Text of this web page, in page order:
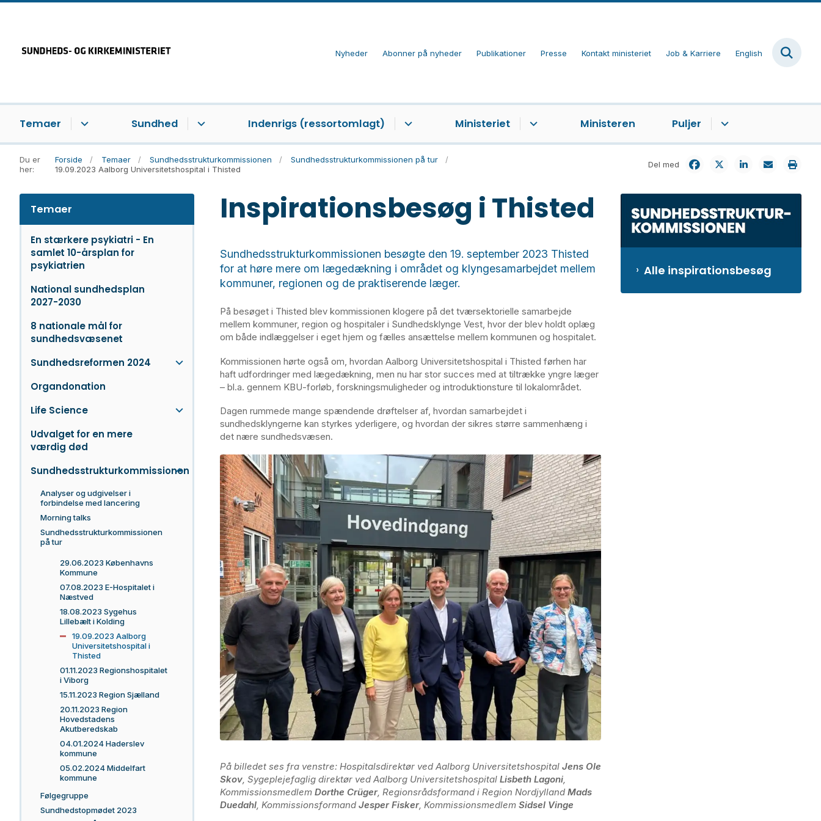
Nyheder Abonner på nyheder Publikationer Presse Kontakt ministeriet Job & Karriere English
Temaer Sundhed Indenrigs (ressortomlagt) Ministeriet Ministeren Puljer
Du er
her:
Forside Temaer Sundhedsstrukturkommissionen
Sundhedsstrukturkommissionen på tur
19.09.2023 Aalborg Universitetshospital i Thisted
Del med
Temaer
En stærkere psykiatri - En
samlet 10-årsplan for
psykiatrien
National sundhedsplan
2027-2030
8 nationale mål for
sundhedsvæsenet
Sundhedsreformen 2024
Organdonation
Life Science
Udvalget for en mere
værdig død
Sundhedsstrukturkommissionen
Analyser og udgivelser i
forbindelse med lancering
Morning talks
Sundhedsstrukturkommissionen
på tur
29.06.2023 Københavns
Kommune
07.08.2023 E-Hospitalet i
Næstved
18.08.2023 Sygehus
Lillebælt i Kolding
19.09.2023 Aalborg
Universitetshospital i
Thisted
01.11.2023 Regionshospitalet
i Viborg
15.11.2023 Region Sjælland
20.11.2023 Region
Hovedstadens
Akutberedskab
04.01.2024 Haderslev
kommune
05.02.2024 Middelfart
kommune
Følgegruppe
Sundhedstopmødet 2023
Inspirationsbesøg i Thisted
Sundhedsstrukturkommissionen besøgte den 19. september 2023 Thisted
for at høre mere om lægedækning i området og klyngesamarbejdet mellem
kommuner, regionen og de praktiserende læger.
På besøget i Thisted blev kommissionen klogere på det tværsektorielle samarbejde
mellem kommuner, region og hospitaler i Sundhedsklynge Vest, hvor der blev holdt oplæg
om både indlæggelser i eget hjem og fælles ansættelse mellem kommunen og hospitalet.
Kommissionen hørte også om, hvordan Aalborg Universitetshospital i Thisted førhen har
haft udfordringer med lægedækning, men nu har stor succes med at tiltrække yngre læger
– bl.a. gennem KBU-forløb, forskningsmuligheder og introduktionsture til lokalområdet.
Dagen rummede mange spændende drøftelser af, hvordan samarbejdet i
sundhedsklyngerne kan styrkes yderligere, og hvordan der sikres større sammenhæng i
det nære sundhedsvæsen.
På billedet ses fra venstre: Hospitalsdirektør ved Aalborg Universitetshospital Jens Ole
Skov, Sygeplejefaglig direktør ved Aalborg Universitetshospital Lisbeth Lagoni,
Kommissionsmedlem Dorthe Crüger, Regionsrådsformand i Region Nordjylland Mads
Duedahl, Kommissionsformand Jesper Fisker, Kommissionsmedlem Sidsel Vinge
Alle inspirationsbesøg